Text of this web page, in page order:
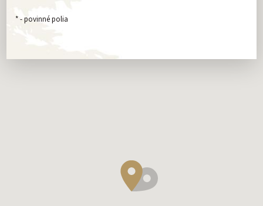
*- povinné polia